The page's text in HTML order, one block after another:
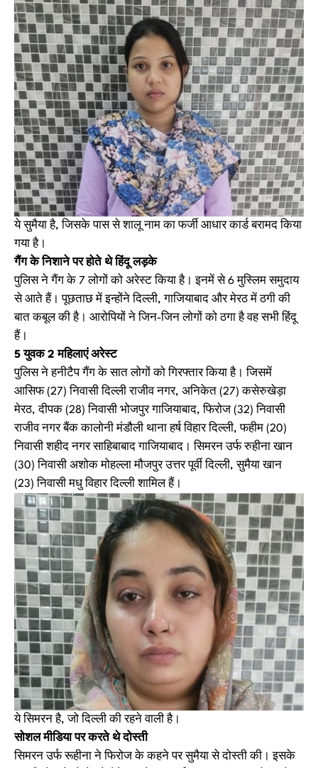
ये सुमैया है, जिसके पास से शालू नाम का फर्जी आधार कार्ड बरामद किया
गया है।
गैंग के निशाने पर होते थे हिंदू लड़के
पुलिस ने गैंग के 7 लोगों को अरेस्ट किया है। इनमें से 6 मुस्लिम समुदाय
से आते हैं। पूछताछ में इन्होंने दिल्ली, गाजियाबाद और मेरठ में ठगी की
बात कबूल की है। आरोपियों ने जिन-जिन लोगों को ठगा है वह सभी हिंदू
हैं।
5 युवक 2 महिलाएं अरेस्ट
पुलिस ने हनीटैप गैंग के सात लोगों को गिरफ्तार किया है। जिसमें
आसिफ (27) निवासी दिल्ली राजीव नगर, अनिकेत (27) कसेरुखेड़ा
मेरठ, दीपक (28) निवासी भोजपुर गाजियाबाद, फिरोज (32) निवासी
राजीव नगर बैंक कालोनी मंडौली थाना हर्ष विहार दिल्ली, फहीम (20)
निवासी शहीद नगर साहिबाबाद गाजियाबाद। सिमरन उर्फ रुहीना खान
(30) निवासी अशोक मोहल्ला मौजपुर उत्तर पूर्वी दिल्ली, सुमैया खान
(23) निवासी मधु विहार दिल्ली शामिल हैं।
ये सिमरन है, जो दिल्ली की रहने वाली है।
सोशल मीडिया पर करते थे दोस्ती
सिमरन उर्फ रूहीना ने फिरोज के कहने पर सुमैया से दोस्ती की। इसके